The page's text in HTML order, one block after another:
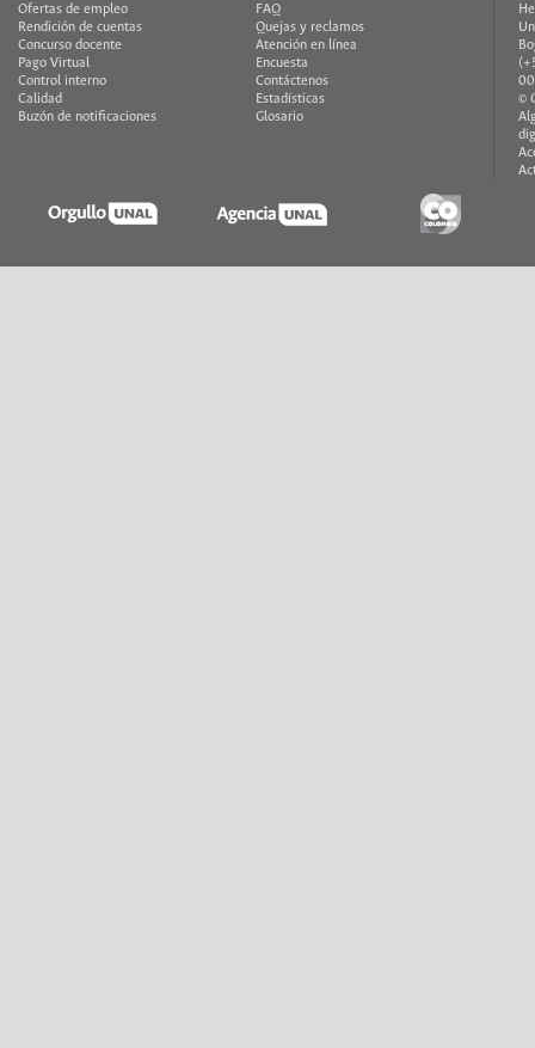
Ofertas de empleo
Rendición de cuentas
Concurso docente
Pago Virtual
Control interno
Calidad
Buzón de notificaciones
FAQ
Quejas y reclamos
Atención en línea
Encuesta
Contáctenos
Estadísticas
Glosario
©